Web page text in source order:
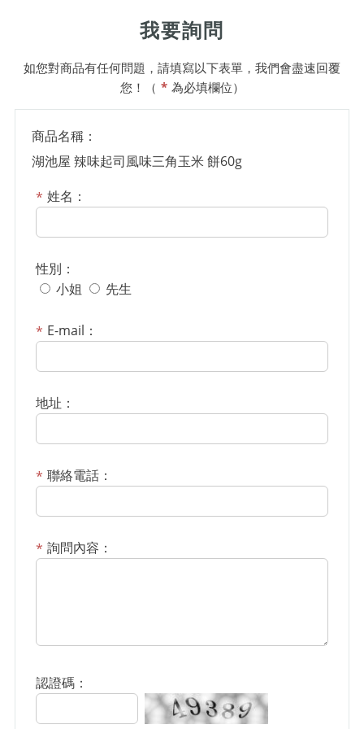
我要詢問
如您對商品有任何問題，請填寫以下表單，我們會盡速回覆
您！（ * 為必填欄位）
商品名稱：
湖池屋 辣味起司風味三角玉米 餅60g
姓名：
性別：
小姐
先生
E-mail：
地址：
聯絡電話：
詢問內容：
認證碼：